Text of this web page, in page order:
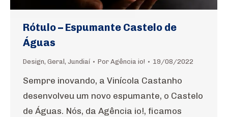
Rótulo – Espumante Castelo de
Águas
Design, Geral , Jundiaí Por Agência io! 19/08/2022
Sempre inovando, a Vinícola Castanho
desenvolveu um novo espumante, o Castelo
de Águas. Nós, da Agência io!, ficamos